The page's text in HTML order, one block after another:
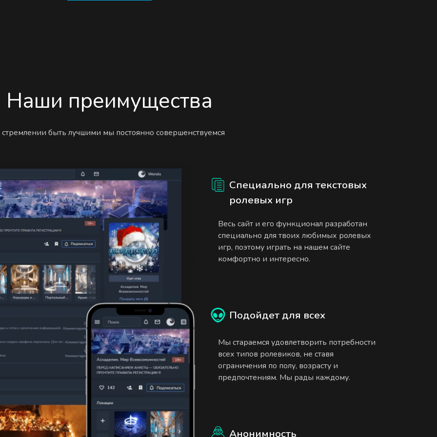
Наши преимущества
быть лучшими мы постоянно совершенствуемся
Специально для текстовых
ролевых игр
Весь сайт и его функционал разработан
специально для твоих любимых ролевых
игр, поэтому играть на нашем сайте
комфортно и интересно.
Подойдет для всех
Мы стараемся удовлетворить потребности
всех типов ролевиков, не ставя
ограничения по полу, возрасту и
предпочтениям. Мы рады каждому.
Анонимность